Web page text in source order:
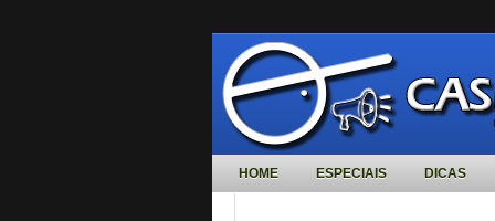
HOME ESPECIAIS DICAS